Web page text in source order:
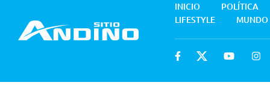
INICIO
POLÍTICA
LIFESTYLE
MUNDO